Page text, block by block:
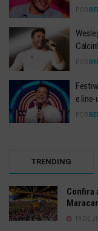
POR
POR
e
POR
TRENDING
Confira
19 DE